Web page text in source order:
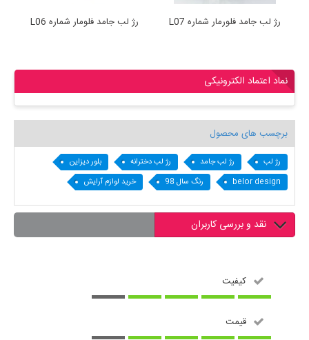
رژ لب جامد فلومار شماره L06 رژ لب جامد فلورمار شماره L07
نماد اعتماد الکترونیکی
برچسب های محصول
رژ لب رژ لب جامد رژ لب دخترانه
بلور دیزاین
belor design
رنگ سال 98 خرید لوازم آرایش
نقد و بررسی کاربران
کیفیت
قیمت